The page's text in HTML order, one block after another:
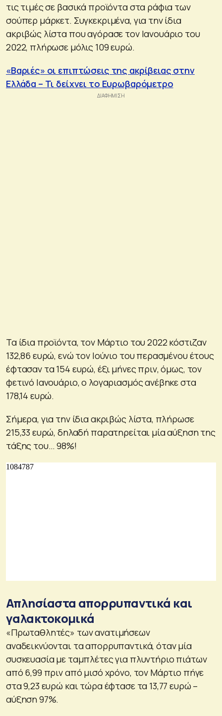
τις τιμές σε βασικά προϊόντα στα ράφια των
σούπερ μάρκετ. Συγκεκριμένα, για την ίδια
ακριβώς λίστα που αγόρασε τον Ιανουάριο του
2022, πλήρωσε μόλις 109 ευρώ.
«Βαριές» οι επιπτώσεις της ακρίβειας στην
Ελλάδα – Τι δείχνει το Ευρωβαρόμετρο
Τα ίδια προϊόντα, τον Μάρτιο του 2022 κόστιζαν
132,86 ευρώ, ενώ τον Ιούνιο του περασμένου έτους
έφτασαν τα 154 ευρώ, έξι μήνες πριν, όμως, τον
φετινό Ιανουάριο, ο λογαριασμός ανέβηκε στα
178,14 ευρώ.
Σήμερα, για την ίδια ακριβώς λίστα, πλήρωσε
215,33 ευρώ, δηλαδή παρατηρείται μία αύξηση της
τάξης του… 98%!
Απλησίαστα απορρυπαντικά και
γαλακτοκομικά
«Πρωταθλητές» των ανατιμήσεων
αναδεικνύονται τα απορρυπαντικά, όταν μία
συσκευασία με ταμπλέτες για πλυντήριο πιάτων
από 6,99 πριν από μισό χρόνο, τον Μάρτιο πήγε
στα 9,23 ευρώ και τώρα έφτασε τα 13,77 ευρώ –
αύξηση 97%.